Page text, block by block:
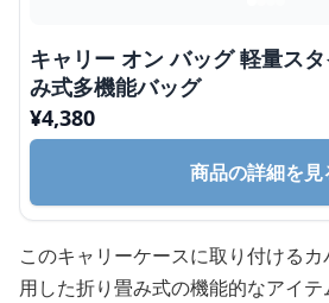
キャリー オン バッグ 軽量ス
み式多機能バッグ
¥4,380
商品の詳細を見
このキャリーケースに取り付ける
用した折り畳み式の機能的なアイテ